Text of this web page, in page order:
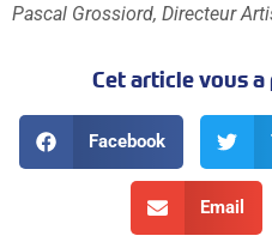
Pascal Grossiord, Directeur
Cet article vous a
Facebook
Email